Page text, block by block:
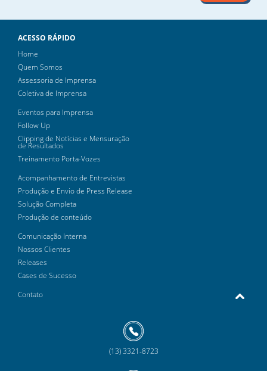
ACESSO RÁPIDO
Home
Quem Somos
Assessoria de Imprensa
Coletiva de Imprensa
Eventos para Imprensa
Follow Up
Clipping de Notícias e Mensuração
de Resultados
Treinamento Porta-Vozes
Acompanhamento de Entrevistas
Produção e Envio de Press Release
Solução Completa
Produção de conteúdo
Comunicação Interna
Nossos Clientes
Releases
Cases de Sucesso
Contato
(13) 3321-8723